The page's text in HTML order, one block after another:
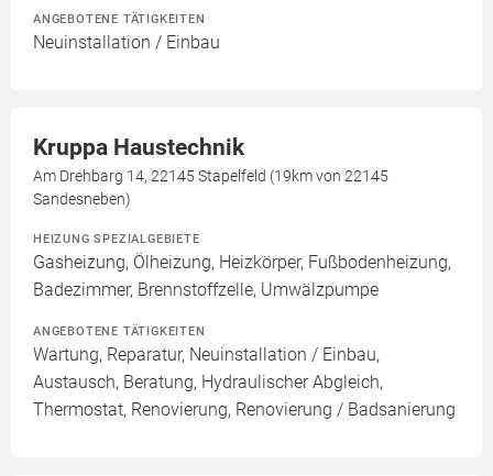
ANGEBOTENE TÄTIGKEITEN
Neuinstallation / Einbau
Kruppa Haustechnik
Am Drehbarg 14, 22145 Stapelfeld (19km von 22145
Sandesneben)
HEIZUNG SPEZIALGEBIETE
Gasheizung, Ölheizung, Heizkörper, Fußbodenheizung,
Badezimmer, Brennstoffzelle, Umwälzpumpe
ANGEBOTENE TÄTIGKEITEN
Wartung, Reparatur, Neuinstallation / Einbau,
Austausch, Beratung, Hydraulischer Abgleich,
Thermostat, Renovierung, Renovierung / Badsanierung